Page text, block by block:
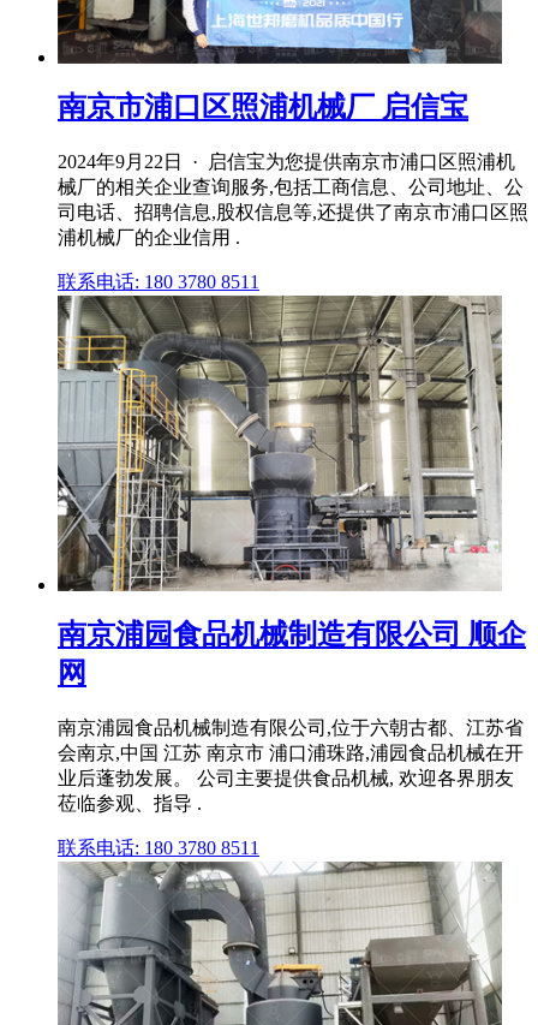
南京市浦口区照浦机械厂 启信宝
2024年9月22日 · 启信宝为您提供南京市浦口区照浦机
械厂的相关企业查询服务,包括工商信息、公司地址、公
司电话、招聘信息,股权信息等,还提供了南京市浦口区照
浦机械厂的企业信用 .
联系电话: 180 3780 8511
南京浦园食品机械制造有限公司 顺企
网
南京浦园食品机械制造有限公司,位于六朝古都、江苏省
会南京,中国 江苏 南京市 浦口浦珠路,浦园食品机械在开
业后蓬勃发展。 公司主要提供食品机械, 欢迎各界朋友
莅临参观、指导 .
联系电话: 180 3780 8511